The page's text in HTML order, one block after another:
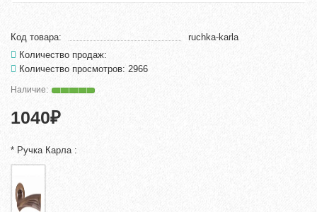
Код товара:
ruchka-karla
Количество продаж:
Количество просмотров: 2966
1040₽
* Ручка Карла :